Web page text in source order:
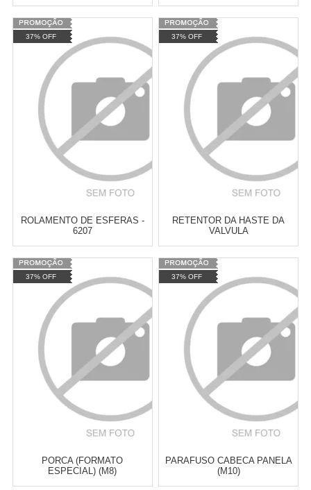
Varejo:
Atacado: R$ 2.550,90 (Apenas
Revendedor)
10 x
Cat: DRAG STAR 650
COMPRAR
Varejo:
Atacado: R$ 2.550,90 (Apenas
Revendedor)
10
Cat: DRAG STAR 650
COMPRAR
37% OFF
ROLAMENTO DE ESFERAS -
6207
Varejo:
Atacado: R$ 2.550,90 (Apenas
Revendedor)
10 x
Cat: DRAG STAR 650
COMPRAR
37% OFF
RETENTOR DA HASTE DA
VALVULA
Varejo:
Atacado: R$ 2.550,90 (Apenas
Revendedor)
10
Cat: DRAG STAR 650
COMPRAR
37% OFF
PORCA (FORMATO
ESPECIAL) (M8)
37% OFF
PARAFUSO CABECA PANELA
(M10)